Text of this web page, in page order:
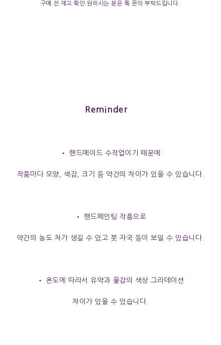
구매 전 재고 확인 원하시는 분은 톡 문의 부탁드립니다.
Reminder
• 핸드메이드 수작업이기 때문에
작품마다 모양, 색감, 크기 등 약간의 차이가 있을 수 있습니다.
• 핸드페인팅 작품으로
약간의 농도 차가 생길 수 있고 붓 자국 등이 보일 수 있습니다.
• 온도에 따라서 유약과 물감의 색상 그라데이션
차이가 있을 수 있습니다.